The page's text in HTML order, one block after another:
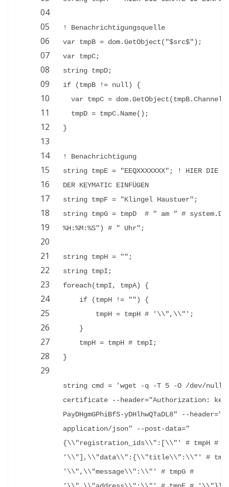
04
05
06
07
08
09
10
11
12
13
14
15
16
17
18
19
20
21
22
23
24
25
26
27
28
29
! Benachrichtigungsquelle
var tmpB = dom.GetObject("$src$");
var tmpC;
string tmpD;
if (tmpB != null) {
var tmpC =
tmpD = tmpC.Name();
}
! Benachrichtigung
string tmpE = "EEQXXXXXXX"; ! HIER DIE
DER KEYMATIC EINFÜGEN
string tmpF = "Klingel Haustuer";
string tmpG = tmpD  # " am " #
%H:%M:%S") # " Uhr";
string tmpH = "";
string tmpI;
foreach(tmpI, tmpA) {
if (tmpH != "") {
tmpH = tmpH # '\\",\\"';
}
tmpH = tmpH # tmpI;
}
string cmd = 'wget -q -T 5 -O /dev/null
certificate --header="Authorization:
PayDHgmGPhiBfS-yDHlhwQTaDL8" --
application/json" --post-data="
{\\"registration_ids\\":[\\"' # tmpH #
'\\"],\\"data\\":{\\"title\\":\\"' #
'\\",\\"message\\":\\"' # tmpG #